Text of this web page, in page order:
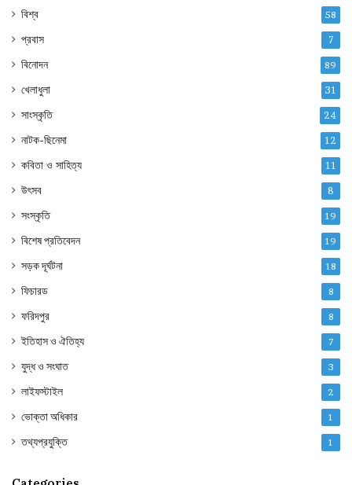
বিশ্ব 58
প্রবাস 7
বিনোদন 89
খেলাধুলা 31
সাংস্কৃতি 24
নাটক-ছিনেমা 12
কবিতা ও সাহিত্য 11
উৎসব 8
সংস্কৃতি 19
বিশেষ প্রতিবেদন 19
সড়ক দূর্ঘটনা 18
ফিচারড 8
ফরিদপুর 8
ইতিহাস ও ঐতিহ্য 7
যুদ্ধ ও সংঘাত 3
লাইফস্টাইল 2
ভোক্তা অধিকার 1
তথ্যপ্রযুক্তি 1